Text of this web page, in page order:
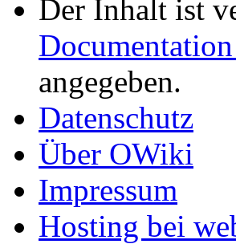
Der Inhalt ist
angegeben.
Datenschutz
Über OWiki
Impressum
Hosting bei